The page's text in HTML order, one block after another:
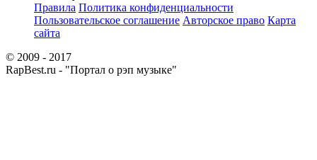
Правила Политика конфиденциальности
Пользовательское соглашение Авторское право Карта
сайта
© 2009 - 2017
RapBest.ru - "Портал о рэп музыке"